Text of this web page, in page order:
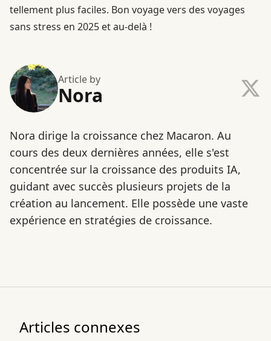
tellement plus faciles. Bon voyage vers des voyages
sans stress en 2025 et au-delà !
Article by
Nora
Nora dirige la croissance chez Macaron. Au
cours des deux dernières années, elle s'est
concentrée sur la croissance des produits IA,
guidant avec succès plusieurs projets de la
création au lancement. Elle possède une vaste
expérience en stratégies de croissance.
Articles connexes